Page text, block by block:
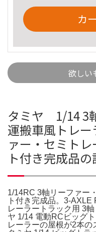
カ
欲しい
タミヤ 1/14 3
運搬車風トレー
ァー・セミト
ト付き完成品
1/14RC 3軸リーファー
ト付き完成品。3-
レーラートラック用 3
ヤ 1/14 電動RCビッグ
レーラーの屋根が2本の